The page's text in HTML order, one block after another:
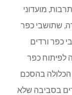
מועדוני
שתושבי כפר
כפר ורדים
לפיתוח כפר
הכלולה בהסכם
בסביבה שלא